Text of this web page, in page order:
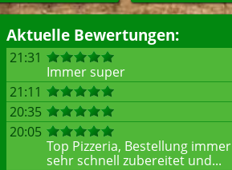
Aktuelle Bewertungen:
21:31
Immer super
21:11
20:35
20:05
Top Pizzeria, Bestellung immer
sehr schnell zubereitet und...